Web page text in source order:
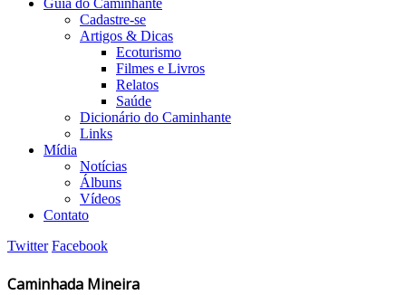
Guia do Caminhante
Cadastre-se
Artigos & Dicas
Ecoturismo
Filmes e Livros
Relatos
Saúde
Dicionário do Caminhante
Links
Mídia
Notícias
Álbuns
Vídeos
Contato
Twitter Facebook
Caminhada Mineira